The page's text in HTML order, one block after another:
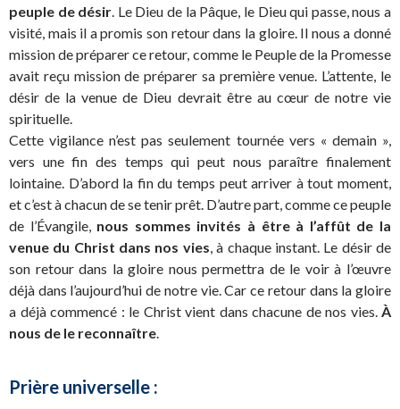
peuple de désir. Le Dieu de la Pâque, le Dieu qui passe, nous a
visité, mais il a promis son retour dans la gloire. Il nous a donné
mission de préparer ce retour, comme le Peuple de la Promesse
avait reçu mission de préparer sa première venue. L’attente, le
désir de la venue de Dieu devrait être au cœur de notre vie
spirituelle.
Cette vigilance n’est pas seulement tournée vers « demain »,
vers une fin des temps qui peut nous paraître finalement
lointaine. D’abord la fin du temps peut arriver à tout moment,
et c’est à chacun de se tenir prêt. D’autre part, comme ce peuple
de l’Évangile, nous sommes invités à être à l’affût de la
venue du Christ dans nos vies, à chaque instant. Le désir de
son retour dans la gloire nous permettra de le voir à l’œuvre
déjà dans l’aujourd’hui de notre vie. Car ce retour dans la gloire
a déjà commencé : le Christ vient dans chacune de nos vies. À
nous de le reconnaître.
Prière universelle :